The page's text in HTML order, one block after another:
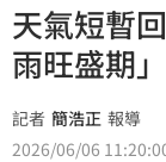
天氣短暫
雨旺盛期
記者 簡浩正 報導
2026/06/06